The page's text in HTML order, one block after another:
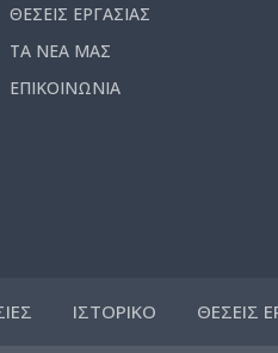
ΘΕΣΕΙΣ ΕΡΓΑΣΙΑΣ
ΤΑ ΝΕΑ ΜΑΣ
ΕΠΙΚΟΙΝΩΝΙΑ
ΙΣΤΟΡΙΚΟ ΘΕΣΕΙΣ